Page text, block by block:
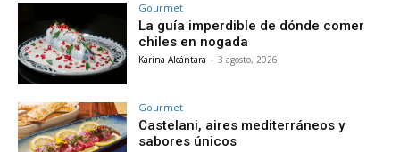
Gourmet
La guía imperdible de dónde comer
chiles en nogada
Karina Alcántara - 3 agosto, 2026
Gourmet
Castelani, aires mediterráneos y
sabores únicos